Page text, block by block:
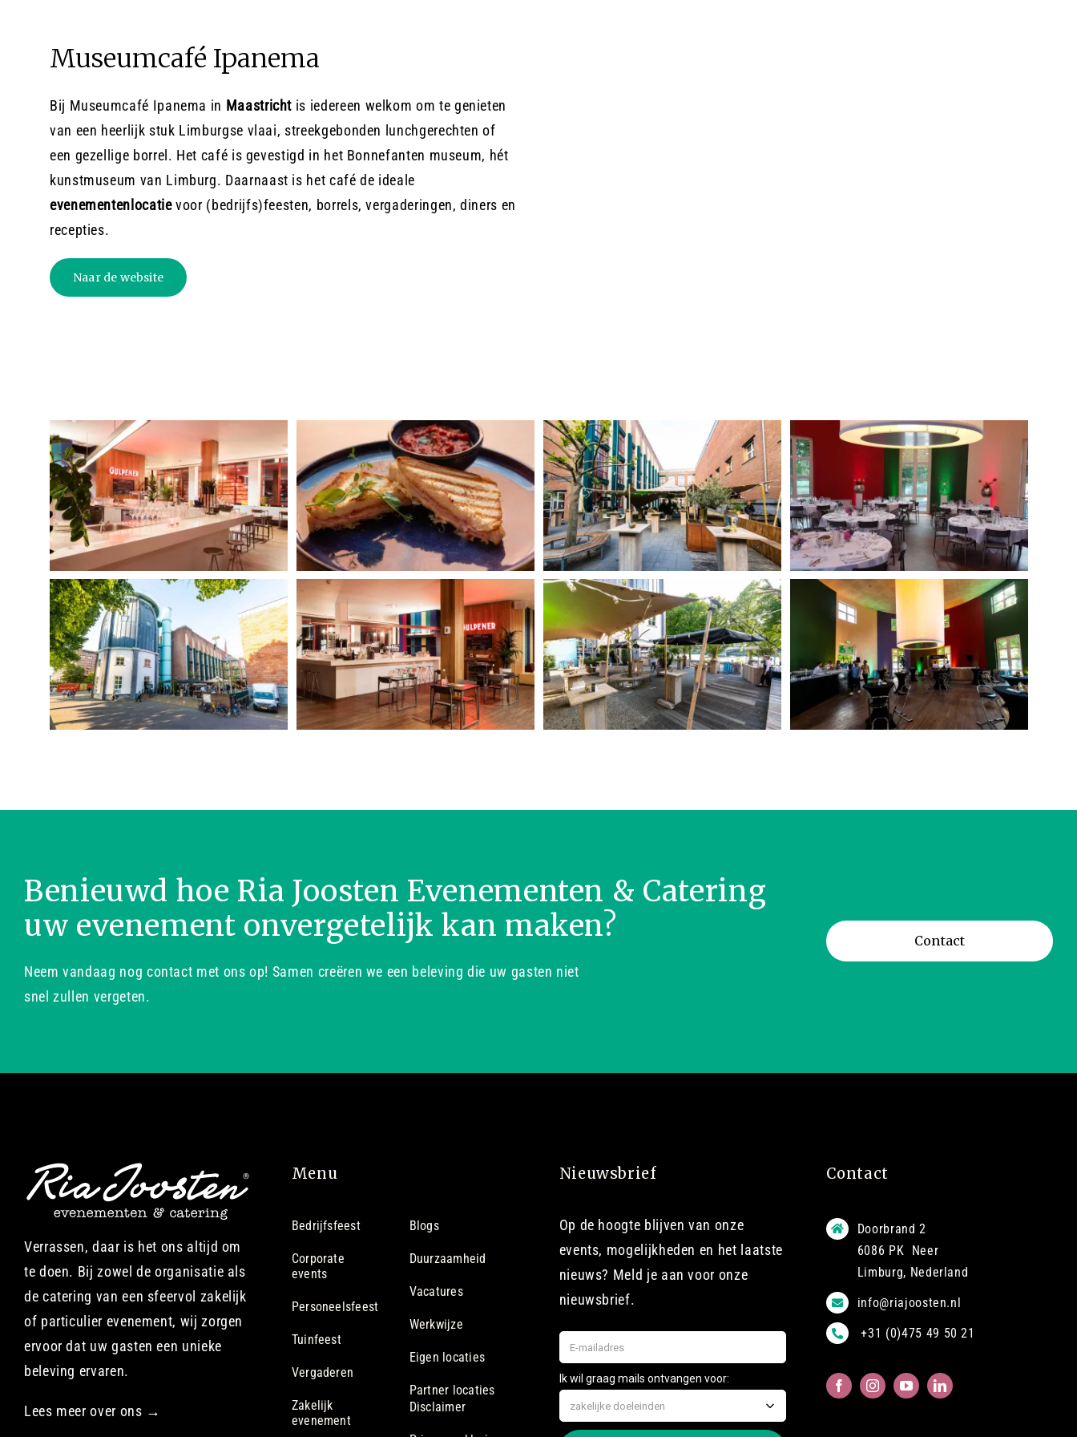
Museumcafé Ipanema
Bij Museumcafé Ipanema in Maastricht is iedereen welkom om te genieten
van een heerlijk stuk Limburgse vlaai, streekgebonden lunchgerechten of
een gezellige borrel. Het café is gevestigd in het Bonnefanten museum, hét
kunstmuseum van Limburg. Daarnaast is het café de ideale
evenementenlocatievoor (bedrijfs)feesten, borrels, vergaderingen, diners en
recepties.
Naar de website
Benieuwd hoe Ria Joosten Evenementen & Catering
uw evenement onvergetelijk kan maken?
Neem vandaag nog contact met ons op! Samen creëren we een beleving die uw gasten niet
snel zullen vergeten.
Contact
Verrassen, daar is het ons altijd om
te doen. Bij zowel de organisatie als
de catering van een sfeervol zakelijk
of particulier evenement, wij zorgen
ervoor dat uw gasten een unieke
beleving ervaren.
Lees meer over ons →
Menu
Bedrijfsfeest
Corporate
events
Personeelsfeest
Tuinfeest
Vergaderen
Zakelijk
evenement
Blogs
Duurzaamheid
Vacatures
Werkwijze
Eigen locaties
Partner locaties
Disclaimer
Nieuwsbrief
Op de hoogte blijven van onze
events, mogelijkheden en het laatste
nieuws? Meld je aan voor onze
nieuwsbrief.
Contact
Doorbrand 2
6086 PK Neer
Limburg, Nederland
info@riajoosten.nl
+31 (0)475 49 50 21